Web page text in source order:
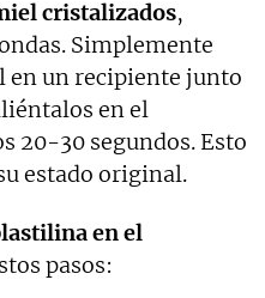
cristalizados,
Simplemente
en un recipiente junto
en el
20-30 segundos. Esto
estado original.
en el
pasos: